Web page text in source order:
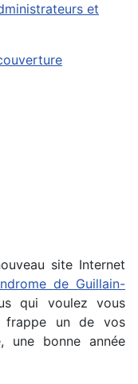
et
site Internet
de Guillain-
qui voulez vous
frappe un de vos
une bonne année